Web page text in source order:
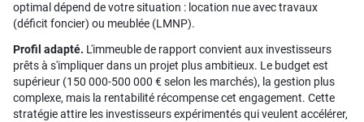
optimal dépend de votre situation : location nue avec travaux
(déficit foncier) ou meublée (LMNP).
Profil adapté. L'immeuble de rapport convient aux investisseurs
prêts à s'impliquer dans un projet plus ambitieux. Le budget est
supérieur (150 000-500 000 € selon les marchés), la gestion plus
complexe, mais la rentabilité récompense cet engagement. Cette
stratégie attire les investisseurs expérimentés qui veulent accélérer,